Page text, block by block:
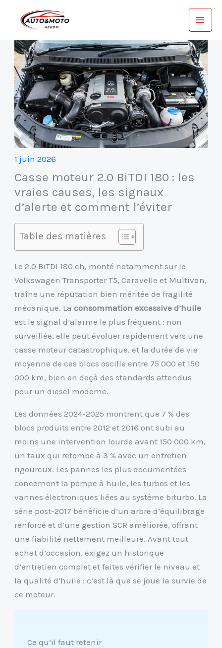
1 juin 2026
Casse moteur 2.0 BiTDI 180 : les
vraies causes, les signaux
d’alerte et comment l’éviter
Table des matières
Le 2.0 BiTDI 180 ch, monté notamment sur le
Volkswagen Transporter T5, Caravelle et Multivan,
traîne une réputation bien méritée de fragilité
mécanique. Laconsommation excessive d’huile
est le signal d’alarme le plus fréquent : non
surveillée, elle peut évoluer rapidement vers une
casse moteur catastrophique, et la durée de vie
moyenne de ces blocs oscille entre 75 000 et 150
000 km, bien en deçà des standards attendus
pour un diesel moderne.
Les données 2024-2025 montrent que 7 % des
blocs produits entre 2012 et 2016 ont subi au
moins une intervention lourde avant 150 000 km,
un taux qui retombe à 3 % avec un entretien
rigoureux. Les pannes les plus documentées
concernent la pompe à huile, les turbos et les
vannes électroniques liées au système biturbo. La
série post-2017 bénéficie d’un arbre d’équilibrage
renforcé et d’une gestion SCR améliorée, offrant
une fiabilité nettement meilleure. Avant tout
achat d’occasion, exigez un historique
d’entretien complet et faites vérifier le niveau et
la qualité d’huile : c’est là que se joue la survie de
ce moteur.
Ce qu’il faut retenir